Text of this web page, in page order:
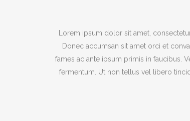
Lorem ipsum dolor sit amet,
Donec accumsan sit amet orci et
fames ac ante ipsum primis in faucibus.
fermentum. Ut non tellus vel libero